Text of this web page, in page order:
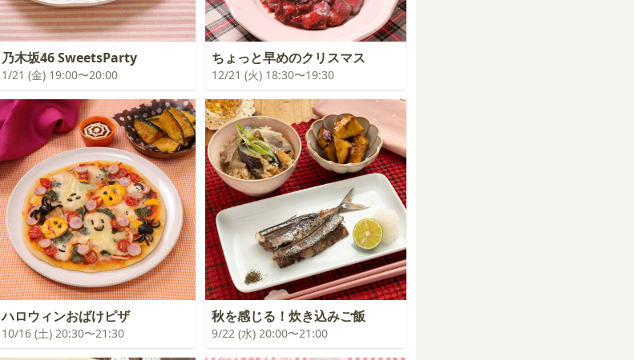
乃木坂46 SweetsParty
1/21 (金) 19:00〜20:00
ちょっと早めのクリスマス
12/21 (火) 18:30〜19:30
ハロウィンおばけピザ
10/16 (土) 20:30〜21:30
秋を感じる！炊き込みご飯
9/22 (水) 20:00〜21:00